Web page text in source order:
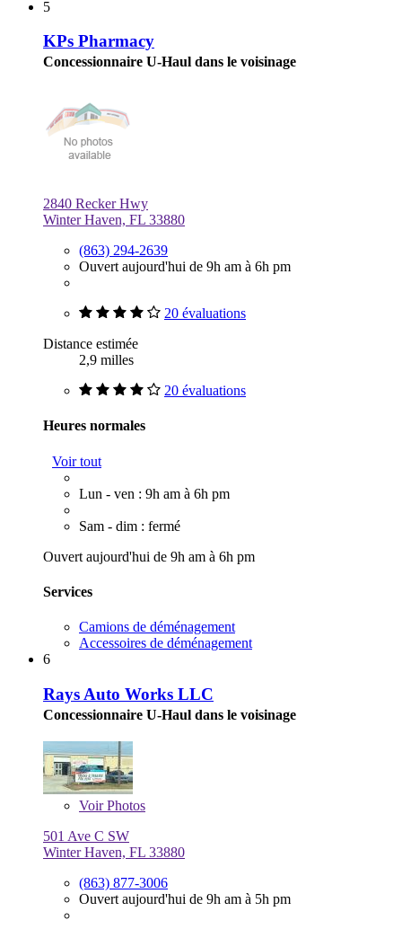
5
KPs Pharmacy
Concessionnaire U-Haul dans le voisinage
2840 Recker Hwy
Winter Haven, FL 33880
(863) 294-2639
Ouvert aujourd'hui de 9h am à 6h pm
20 évaluations
Distance estimée
2,9 milles
20 évaluations
Heures normales
Voir tout
Lun - ven : 9h am à 6h pm
Sam - dim : fermé
Ouvert aujourd'hui de 9h am à 6h pm
Services
Camions de déménagement
Accessoires de déménagement
6
Rays Auto Works LLC
Concessionnaire U-Haul dans le voisinage
VoirPhotos
501 Ave C SW
Winter Haven, FL 33880
(863) 877-3006
Ouvert aujourd'hui de 9h am à 5h pm